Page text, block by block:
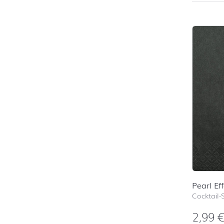
Pearl
Cocktail-
2,99